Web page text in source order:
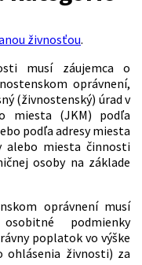
živnosťou.
musí záujemca o
oprávnení,
(živnostenský) úrad v
miesta (JKM) podľa
podľa adresy miesta
alebo miesta činnosti
osoby na základe
oprávnení musí
podmienky
poplatok vo výške
ohlásenia živnosti) za